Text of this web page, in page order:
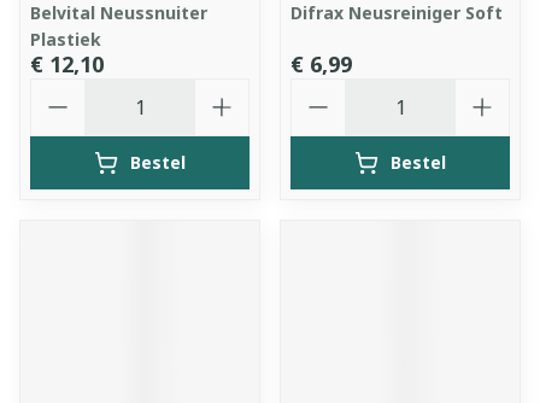
Belvital Neussnuiter
Plastiek
€ 12,10
Bestel
Difrax Neusreiniger Soft
€ 6,99
Bestel